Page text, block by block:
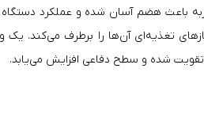
باعث هضم آسان شده و عملکرد
تغذیه‌ای آن‌ها را برطرف می‌کند.
تقویت شده و سطح دفاعی افزایش می‌یابد.